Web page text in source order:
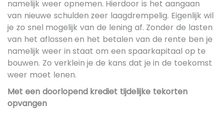
namelijk weer opnemen. Hierdoor is het aangaan
van nieuwe schulden zeer laagdrempelig. Eigenlijk wil
je zo snel mogelijk van de lening af. Zonder de lasten
van het aflossen en het betalen van de rente ben je
namelijk weer in staat om een spaarkapitaal op te
bouwen. Zo verklein je de kans dat je in de toekomst
weer moet lenen.
Met een doorlopend krediet tijdelijke tekorten
opvangen